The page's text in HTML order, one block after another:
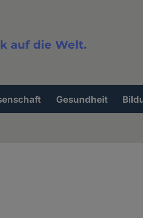
auf die Welt.
Gesundheit